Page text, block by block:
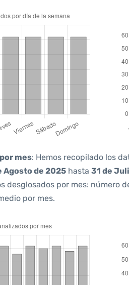
mes: Hemos recopilado los
Agosto de 2025 hasta 31 de
desglosados por mes: número
por mes.